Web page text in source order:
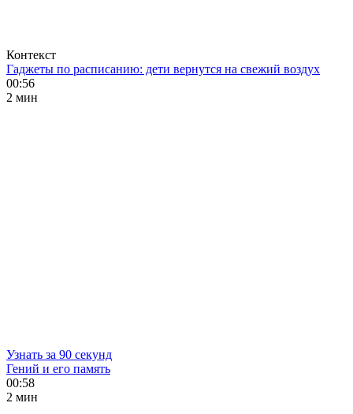
Контекст
Гаджеты по расписанию: дети вернутся на свежий воздух
00:56
2 мин
Узнать за 90 секунд
Гений и его память
00:58
2 мин